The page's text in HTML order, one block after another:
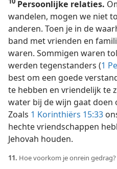
Persoonlijke relaties.
wandelen, mogen we niet
anderen. Toen je in de
band met vrienden en
waren. Sommigen waren
werden tegenstanders (1
best om een goede
te hebben en vriendelijk te
water bij de wijn gaat doen
Zoals 1 Korinthiërs 15:33
hechte vriendschappen
Jehovah houden.
11. Hoe voorkom je onrein gedrag?